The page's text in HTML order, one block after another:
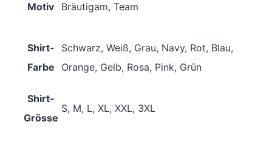
Motiv Bräutigam, Team
Shirt-
Farbe
Schwarz, Weiß, Grau, Navy, Rot, Blau,
Orange, Gelb, Rosa, Pink, Grün
Shirt-
Grösse
S, M, L, XL, XXL, 3XL